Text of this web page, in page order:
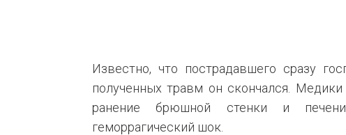
Известно, что пострадавшего сразу
полученных травм он скончался.
ранение брюшной стенки и
геморрагический шок.